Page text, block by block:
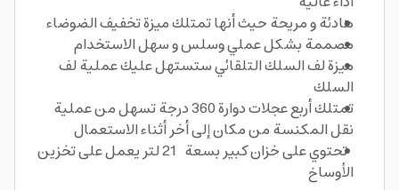
هادئة و مريحة حيث أنها تمتلك ميزة تخفيف الضوضاء
مصممة بشكل عملي وسلس و سهل الاستخدام
ميزة لف السلك التلقائي ستستهل عليك عملية لف
السلك
تمتلك أربع عجلات دوارة 360 درجة تسهل من عملية
نقل المكنسة من مكان إلى أخر أثناء الاستعمال
تحتوي على خزان كبير بسعة 21 لتر يعمل على تخزين
الأوساخ